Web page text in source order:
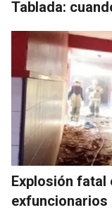
Tablada:
Explosión fatal
exfuncionarios